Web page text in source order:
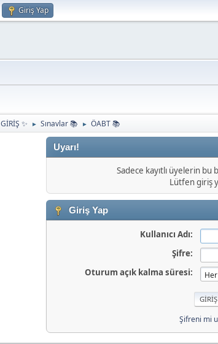
Giriş Yap
GİRİŞ ✨ ► Sınavlar 📚 ► ÖABT 📚
Uyarı!
Sadece kayıtlı üyelerin bu
Lütfen giriş
Giriş Yap
Kullanıcı Adı:
Şifre:
Oturum açık kalma süresi:
Şifreni mi